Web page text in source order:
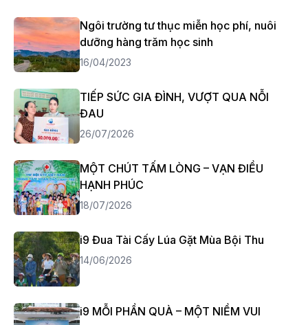
Ngôi trường tư thục miễn học phí, nuôi
dưỡng hàng trăm học sinh
16/04/2023
TIẾP SỨC GIA ĐÌNH, VƯỢT QUA NỖI
ĐAU
26/07/2026
MỘT CHÚT TẤM LÒNG – VẠN ĐIỀU
HẠNH PHÚC
18/07/2026
i9 Đua Tài Cấy Lúa Gặt Mùa Bội Thu
14/06/2026
i9 MỖI PHẦN QUÀ – MỘT NIỀM VUI